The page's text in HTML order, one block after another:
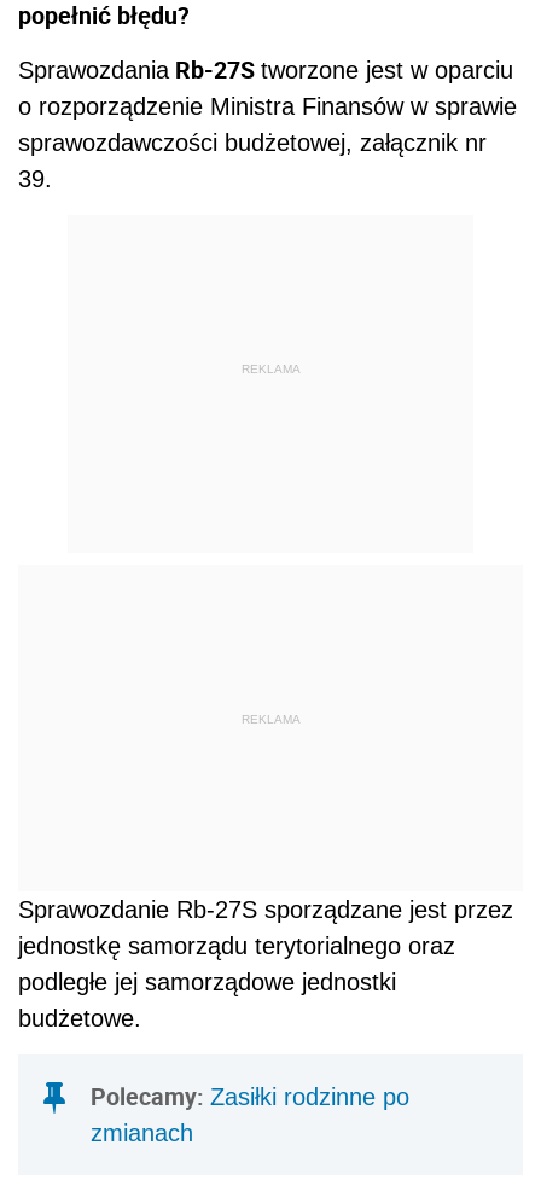
popełnić błędu?
SprawozdaniaRb-27S tworzone jest w oparciu
o rozporządzenie Ministra Finansów w sprawie
sprawozdawczości budżetowej, załącznik nr
39.
REKLAMA
REKLAMA
Sprawozdanie Rb-27S sporządzane jest przez
jednostkę samorządu terytorialnego oraz
podległe jej samorządowe jednostki
budżetowe.
Polecamy: Zasiłki rodzinne po
zmianach